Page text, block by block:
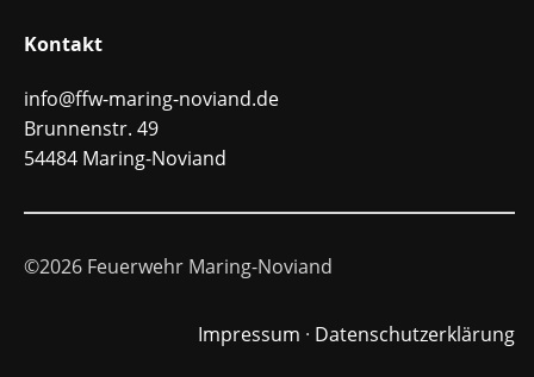
Kontakt
info@ffw-maring-noviand.de
Brunnenstr. 49
54484 Maring-Noviand
©2026 Feuerwehr Maring-Noviand
Impressum · Datenschutzerklärung